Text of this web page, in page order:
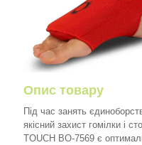
Опис товару
Під час занять
якісний захист гомілки і
TOUCH BO-7569 є